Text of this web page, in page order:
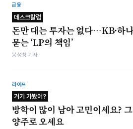
금융
데스크칼럼
돈만 대는 투자는 없다…KB·하
묻는 ‘LP의 책임’
봉성창 기자
라이프
거기 가봤어?
방학이 많이 남아 고민이세요?
양주로 오세요